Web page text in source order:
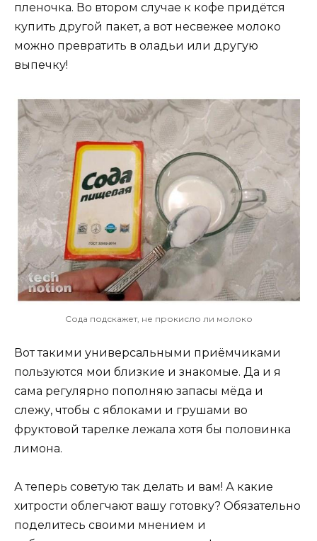
пленочка. Во втором случае к кофе придётся
купить другой пакет, а вот несвежее молоко
можно превратить в оладьи или другую
выпечку!
Сода подскажет, не прокисло ли молоко
Вот такими универсальными приёмчиками
пользуются мои близкие и знакомые. Да и я
сама регулярно пополняю запасы мёда и
слежу, чтобы с яблоками и грушами во
фруктовой тарелке лежала хотя бы половинка
лимона.
А теперь советую так делать и вам! А какие
хитрости облегчают вашу готовку? Обязательно
поделитесь своими мнением и